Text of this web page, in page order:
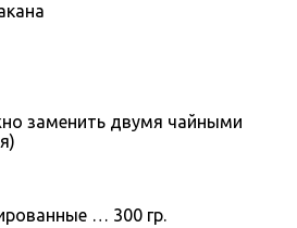
заменить двумя чайными
… 300 гр.